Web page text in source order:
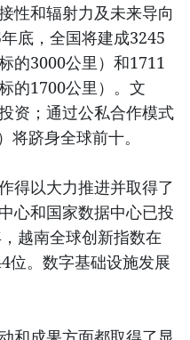
性和辐射力及未来导向
底，全国将建成3245
的3000公里）和1711
的1700公里）。文
资；通过公私合作模式
将跻身全球前十。
得以大力推进并取得了
心和国家数据中心已投
越南全球创新指数在
位。数字基础设施发展